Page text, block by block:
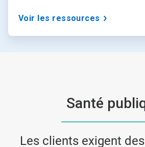
Voir les ressources
Santé
Les clients exigent